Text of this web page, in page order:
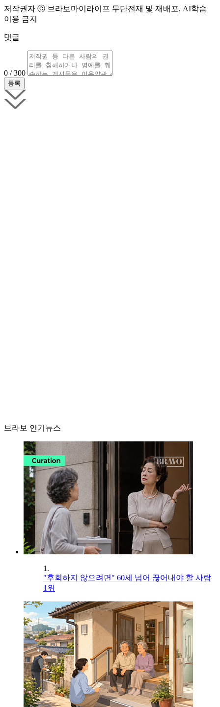
저작권자 ⓒ 브라보마이라이프 무단전재 및 재배포, AI학습
이용 금지
댓글
0 / 300
브라보 인기뉴스
1.
"후회하지 않으려면" 60세 넘어 끊어내야 할 사람
1위